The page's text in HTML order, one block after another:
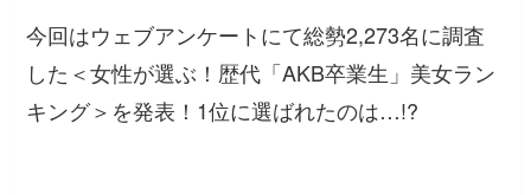
今回はウェブアンケートにて総勢2,273名に調査
した＜女性が選ぶ！歴代「AKB卒業生」美女ラン
キング＞を発表！1位に選ばれたのは…!?